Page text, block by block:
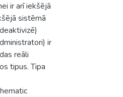
ir arī iekšējā
sistēmā
ir
reāli
tipus. Tipa